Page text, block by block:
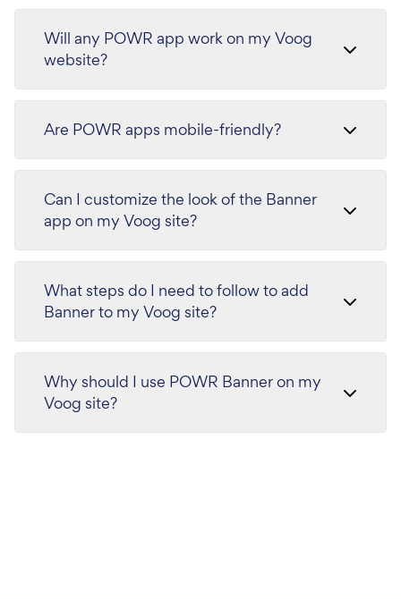
Will any POWR app work on my Voog
website?
Are POWR apps mobile-friendly?
Can I customize the look of the Banner
app on my Voog site?
What steps do I need to follow to add
Banner to my Voog site?
Why should I use POWR Banner on my
Voog site?